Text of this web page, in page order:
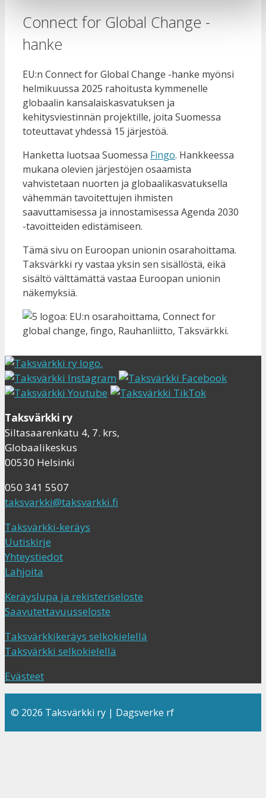
Connect for Global Change -
hanke
EU:n Connect for Global Change -hanke myönsi
helmikuussa 2025 rahoitusta kymmenelle
globaalin kansalaiskasvatuksen ja
kehitysviestinnän projektille, joita Suomessa
toteuttavat yhdessä 15 järjestöä.
Hanketta luotsaa Suomessa Fingo. Hankkeessa
mukana olevien järjestöjen osaamista
vahvistetaan nuorten ja globaalikasvatuksella
vähemmän tavoitettujen ihmisten
saavuttamisessa ja innostamisessa Agenda 2030
-tavoitteiden edistämiseen.
Tämä sivu on Euroopan unionin osarahoittama.
Taksvärkki ry vastaa yksin sen sisällöstä, eikä
sisältö välttämättä vastaa Euroopan unionin
näkemyksiä.
Taksvärkki ry
Siltasaarenkatu 4, 7. krs,
Globaalikeskus
00530 Helsinki
050 341 5507
taksvarkki@taksvarkki.fi
Taksvärkki-keräys
Uutiskirje
Yhteystiedot
Lahjoita
Keräyslupa ja rekisteriseloste
Saavutettavuusseloste
Taksvärkkikeräys selkokielellä
Taksvärkki selkokielellä
Evästeet
© 2026 Taksvärkki ry | Dagsverke rf